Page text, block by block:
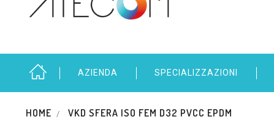
AZIENDA SPECIALIZZAZIONI
HOME VKD SFERA ISO FEM D32 PVCC EPDM